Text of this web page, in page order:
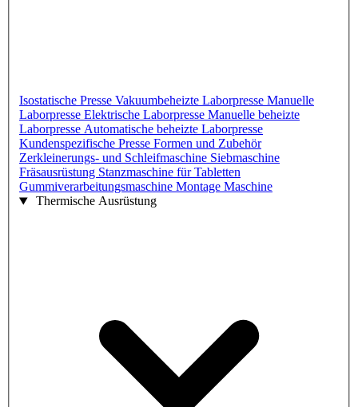
Isostatische Presse Vakuumbeheizte Laborpresse Manuelle
Laborpresse Elektrische Laborpresse Manuelle beheizte
Laborpresse Automatische beheizte Laborpresse
Kundenspezifische Presse Formen und Zubehör
Zerkleinerungs- und Schleifmaschine Siebmaschine
Fräsausrüstung Stanzmaschine für Tabletten
Gummiverarbeitungsmaschine Montage Maschine
Thermische Ausrüstung